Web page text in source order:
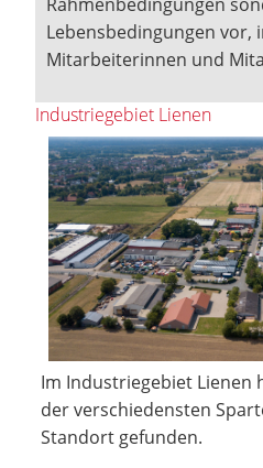
Lebensbedingungen vor,
Mitarbeiterinnen und
Industriegebiet Lienen
Im Industriegebiet Lienen
der verschiedensten
Standort gefunden.